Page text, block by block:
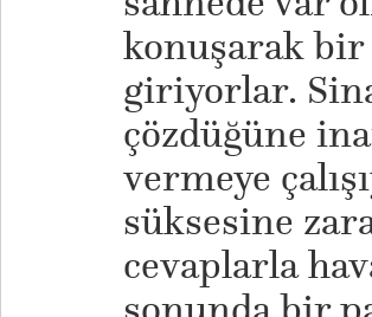
konuşarak bir
giriyorlar.
çözdüğüne
vermeye
süksesine
cevaplarla